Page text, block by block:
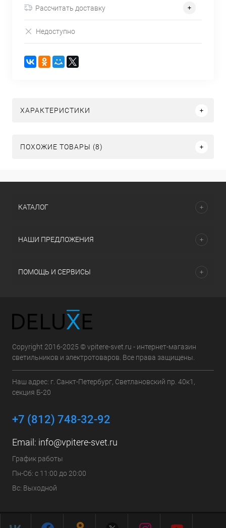
Рассчитать доставку
Недоступно
ХАРАКТЕРИСТИКИ
ПОХОЖИЕ ТОВАРЫ (8)
КАТАЛОГ
НАШИ ПРЕДЛОЖЕНИЯ
ПОМОЩЬ И СЕРВИСЫ
Copyright 2016-2025 © vpitere-svet.ru - интернет-магазин
светильников и электротоваров. Все права защищены.
Наш адрес: г. Санкт-Петербург, Светлановский пр. 40к1,
секция Б-20
+7 (812) 748-32-92
Email: info@vpitere-svet.ru
График работы
Пн-Сб: с 11:00 до 20:00
Вс: Выходной